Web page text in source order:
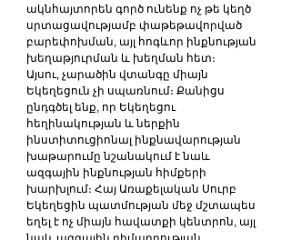
ակնհայտորեն գործ ունենք ոչ թե կեղծ
սրտացավությամբ փաթեթավորված
բարեփոխման, այլ հոգևոր ինքնության
խեղաթյուրման և խեղման հետ։
Այսու, չարածին վտանգը միայն
Եկեղեցուն չի սպառնում։ Քանիցս
ընդգծել ենք, որ Եկեղեցու
հեղինակության և ներքին
ինստիտուցիոնալ ինքնավարության
խաթարումը նշանակում է նաև
ազգային ինքնության հիմքերի
խարխլում։ Հայ Առաքելական Սուրբ
Եկեղեցին պատմության մեջ մշտապես
եղել է ոչ միայն հավատքի կենտրոն, այլ